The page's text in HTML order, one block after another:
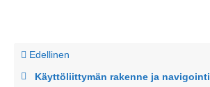
Edellinen
Käyttöliittymän rakenne ja navigointi